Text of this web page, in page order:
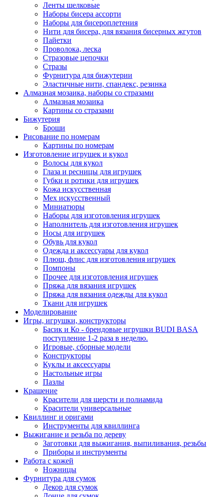
Ленты шелковые
Наборы бисера ассорти
Наборы для бисероплетения
Нити для бисера, для вязания бисерных жгутов
Пайетки
Проволока, леска
Стразовые цепочки
Стразы
Фурнитура для бижутерии
Эластичные нити, спандекс, резинка
Алмазная мозаика, наборы со стразами
Алмазная мозаика
Картины co стразами
Бижутерия
Броши
Рисование по номерам
Картины по номерам
Изготовление игрушек и кукол
Волосы для кукол
Глаза и ресницы для игрушек
Губки и ротики для игрушек
Кожа искусственная
Мех искусственный
Миниатюры
Наборы для изготовления игрушек
Наполнитель для изготовления игрушек
Носы для игрушек
Обувь для кукол
Одежда и аксессуары для кукол
Плюш, флис для изготовления игрушек
Помпоны
Прочее для изготовления игрушек
Пряжа для вязания игрушек
Пряжа для вязания одежды для кукол
Ткани для игрушек
Моделирование
Игры, игрушки, конструкторы
Басик и Ко - брендовые игрушки BUDI BASA
поступление 1-2 раза в неделю.
Игровые, сборные модели
Конструкторы
Куклы и аксессуары
Настольные игры
Пазлы
Крашение
Красители для шерсти и полиамида
Красители универсальные
Квиллинг и оригами
Инструменты для квиллинга
Выжигание и резьба по дереву
Заготовки для выжигания, выпиливания, резьбы
Приборы и инструменты
Работа с кожей
Ножницы
Фурнитура для сумок
Декор для сумок